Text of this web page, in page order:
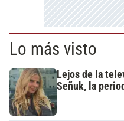
Lo más visto
Lejos de la
Señuk, la